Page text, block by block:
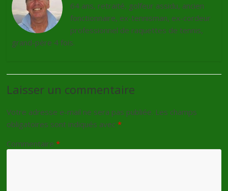
64 ans, retraité, golfeur assidu, ancien
fonctionnaire, ex-tennisman, ex-cordeur
professionnel de raquettes de tennis,
grand-père 4 fois.
Laisser un commentaire
Votre adresse e-mail ne sera pas publiée. Les champs
obligatoires sont indiqués avec*
Commentaire*